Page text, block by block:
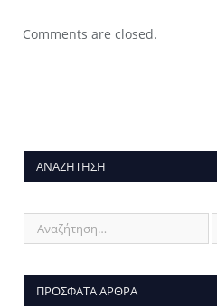
Comments are closed.
ΑΝΑΖΉΤΗΣΗ
ΠΡΌΣΦΑΤΑ ΆΡΘΡΑ